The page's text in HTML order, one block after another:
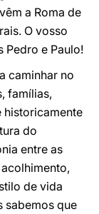
a Roma de
O vosso
Pedro e Paulo!
caminhar no
famílias,
historicamente
do
entre as
de vida
sabemos que